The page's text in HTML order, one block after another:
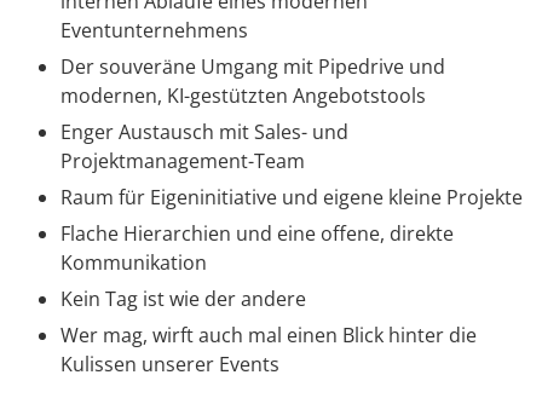
Eventunternehmens
Der souveräne Umgang mit Pipedrive und
modernen, KI-gestützten Angebotstools
Enger Austausch mit Sales- und
Projektmanagement-Team
Raum für Eigeninitiative und eigene kleine Projekte
Flache Hierarchien und eine offene, direkte
Kommunikation
Kein Tag ist wie der andere
Wer mag, wirft auch mal einen Blick hinter die
Kulissen unserer Events